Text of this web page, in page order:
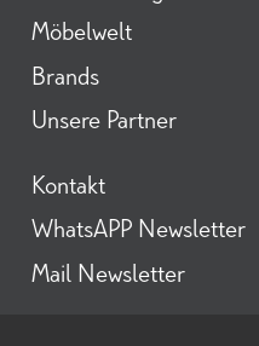
Möbelwelt
Brands
Unsere Partner
Kontakt
WhatsAPP Newsletter
Mail Newsletter
persönliche